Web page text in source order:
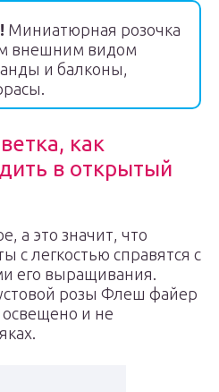
Миниатюрная розочка
внешним видом
и балконы,
как
в открытый
а это значит, что
с легкостью справятся с
его выращивания.
розы Флеш файер
и не